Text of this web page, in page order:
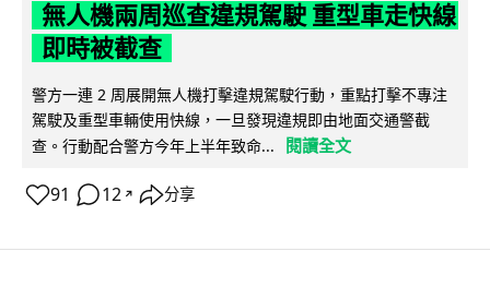
無人機兩周巡查違規駕駛 重型車走快線
即時被截查
警方一連 2 周展開無人機打擊違規駕駛行動，重點打擊不專注
駕駛及重型車輛使用快線，一旦發現違規即由地面交通警截
查。行動配合警方今年上半年致命...
閱讀全文
91 12 ↗ 分享